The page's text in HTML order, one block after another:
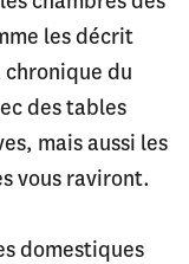
les décrit
chronique du
des tables
mais aussi les
vous raviront.
domestiques